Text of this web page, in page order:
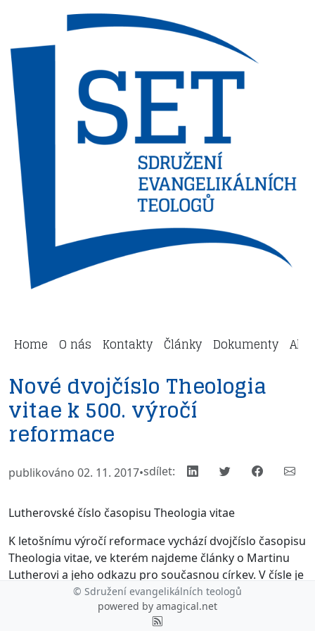
Home O nás Kontakty Články Dokumenty
Nové dvojčíslo Theologia
vitae k 500. výročí
reformace
publikováno 02. 11. 2017•sdílet:
Lutherovské číslo časopisu Theologia vitae
K letošnímu výročí reformace vychází dvojčíslo časopisu
Theologia vitae, ve kterém najdeme články o Martinu
Lutherovi a jeho odkazu pro současnou církev. V čísle je
otištěn první český autorizovaný překlad 95 tezí Martina
Luthera do češtiny od Jany Nechutové. Zásadními články
přispěli Jaroslav Vokoun, Ondřej Macek a David Beňa.
© Sdružení evangelikálních teologů
powered by amagical.net